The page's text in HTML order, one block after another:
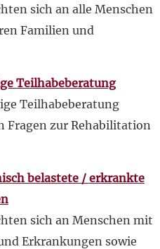
sich an alle Menschen
Familien und
Teilhabeberatung
Teilhabeberatung
Fragen zur Rehabilitation
belastete / erkrankte
sich an Menschen mit
Erkrankungen sowie